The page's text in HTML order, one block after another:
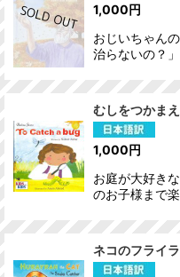
1,000円
おじいちゃん
治らないの？
むしをつかま
1,000円
お庭が大好き
のお子様まで
ネコのフライ